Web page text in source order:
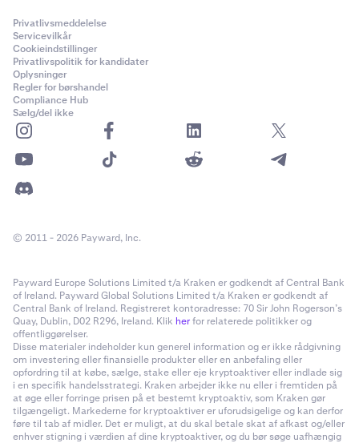
Privatlivsmeddelelse
Servicevilkår
Cookieindstillinger
Privatlivspolitik for kandidater
Oplysninger
Regler for børshandel
Compliance Hub
Sælg/del ikke
© 2011 - 2026 Payward, Inc.
Payward Europe Solutions Limited t/a Kraken er godkendt af Central Bank
of Ireland. Payward Global Solutions Limited t/a Kraken er godkendt af
Central Bank of Ireland. Registreret kontoradresse: 70 Sir John Rogerson’s
Quay, Dublin, D02 R296, Ireland. Klik herfor relaterede politikker og
offentliggørelser.
Disse materialer indeholder kun generel information og er ikke rådgivning
om investering eller finansielle produkter eller en anbefaling eller
opfordring til at købe, sælge, stake eller eje kryptoaktiver eller indlade sig
i en specifik handelsstrategi. Kraken arbejder ikke nu eller i fremtiden på
at øge eller forringe prisen på et bestemt kryptoaktiv, som Kraken gør
tilgængeligt. Markederne for kryptoaktiver er uforudsigelige og kan derfor
føre til tab af midler. Det er muligt, at du skal betale skat af afkast og/eller
enhver stigning i værdien af dine kryptoaktiver, og du bør søge uafhængig